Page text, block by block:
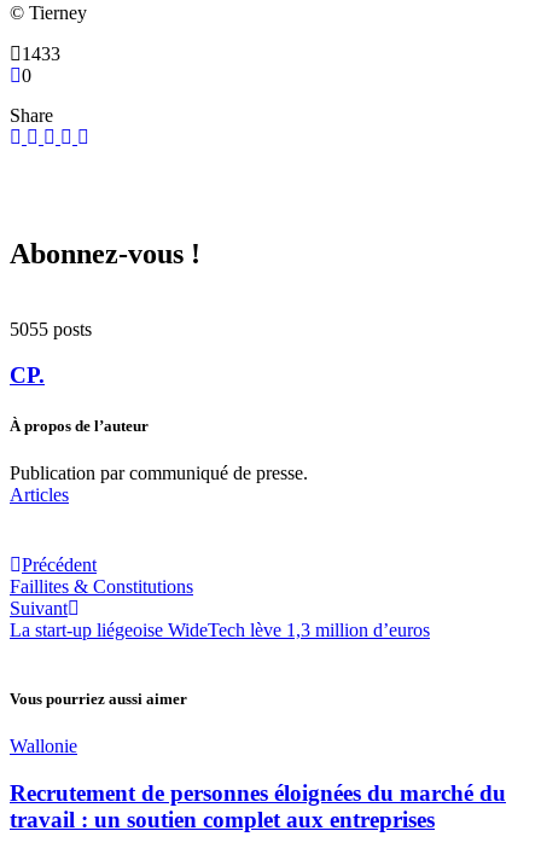
© Tierney
1433
0
Share
Abonnez-vous !
5055 posts
CP.
À propos de l’auteur
Publication par communiqué de presse.
Articles
Précédent
Faillites & Constitutions
Suivant
La start-up liégeoise WideTech lève 1,3 million d’euros
Vous pourriez aussi aimer
Wallonie
Recrutement de personnes éloignées du marché du
travail : un soutien complet aux entreprises